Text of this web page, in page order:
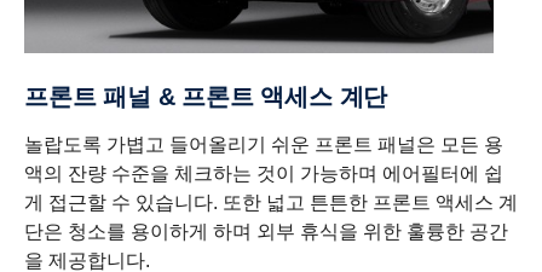
프론트 패널 & 프론트 액세스 계단
놀랍도록 가볍고 들어올리기 쉬운 프론트 패널은 모든 용
액의 잔량 수준을 체크하는 것이 가능하며 에어필터에 쉽
게 접근할 수 있습니다. 또한 넓고 튼튼한 프론트 액세스 계
단은 청소를 용이하게 하며 외부 휴식을 위한 훌륭한 공간
을 제공합니다.